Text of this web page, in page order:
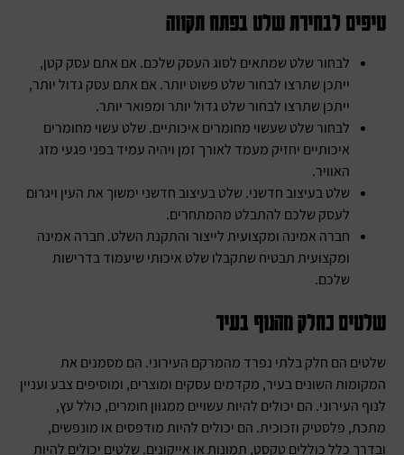
טיפים לבחירת שלט בפתח תקווה
לבחור שלט שמתאים לסוג העסק שלכם. אם אתם עסק קטן,
ייתכן שתרצו לבחור שלט פשוט יותר. אם אתם עסק גדול יותר,
ייתכן שתרצו לבחור שלט גדול יותר ומפואר יותר.
לבחור שלט שעשוי מחומרים איכותיים. שלט עשוי מחומרים
איכותיים יחזיק מעמד לאורך זמן ויהיה עמיד בפני פגעי מזג
האוויר.
שלט בעיצוב חדשני. שלט בעיצוב חדשני ימשוך את העין ויגרום
לעסק שלכם להתבלט מהמתחרים.
חברה אמינה ומקצועית לייצור והתקנת השלט. חברה אמינה
ומקצועית תבטיח שתקבלו שלט איכותי שיעמוד בדרישות
שלכם.
שלטים כחלק מהנוף בעיר
שלטים הם חלק בלתי נפרד מהמרקם העירוני. הם מסמנים את
המקומות השונים בעיר, מקדמים עסקים ומוצרים, ומוסיפים צבע ועניין
לנוף העירוני. הם יכולים להיות עשויים ממגוון חומרים, כולל עץ,
מתכת, פלסטיק וזכוכית. הם יכולים להיות מודפסים או מונפשים,
ובדרך כלל כוללים טקסט, תמונות או אייקונים. שלטים יכולים להיות